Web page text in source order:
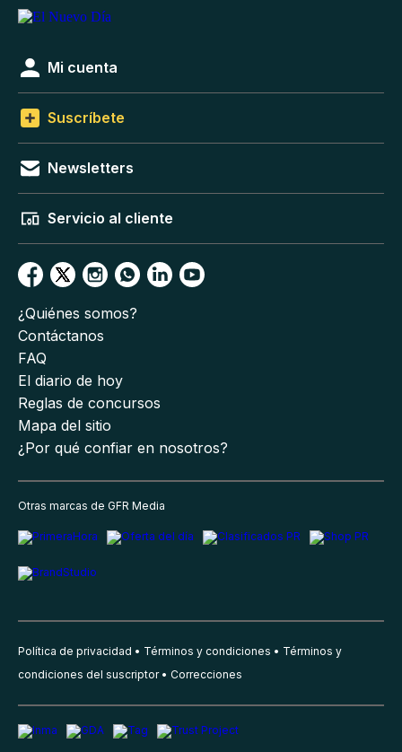
Mi cuenta
Suscríbete
Newsletters
Servicio al cliente
¿Quiénes somos?
Contáctanos
FAQ
El diario de hoy
Reglas de concursos
Mapa del sitio
¿Por qué confiar en nosotros?
Otras marcas de GFR Media
Política de privacidad Términos y condiciones
Términos y
condiciones del suscriptor
Correcciones